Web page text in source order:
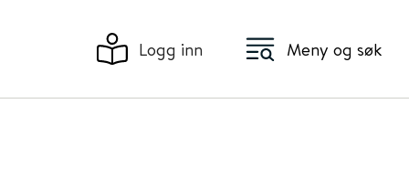
Logg inn Meny og søk